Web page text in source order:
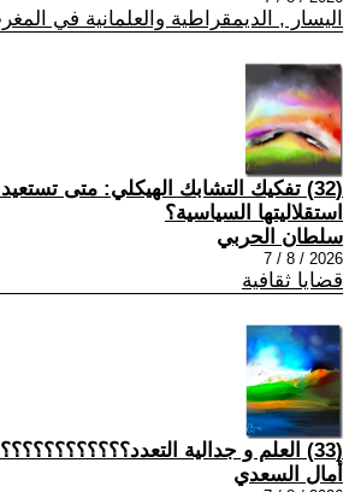
اليسار , الديمقراطية والعلمانية في
(32) تفكيك التشابك الهيكلي: متى
استقلاليتها السياسية؟
سلطان الحربي
2026 / 8 / 7
قضايا ثقافية
(33) العلم و جدالية التعدد؟؟؟؟؟؟؟؟؟؟؟؟؟؟
أمال السعدي